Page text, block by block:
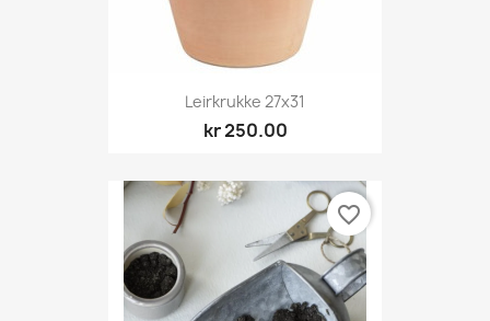
Leirkrukke 27x31
kr 250.00
favorite_border